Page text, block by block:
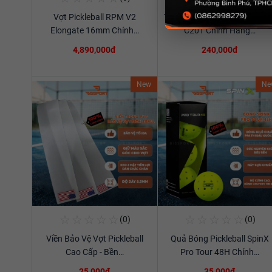
Vợt Pickleball RPM V2
Elongate 16mm Chính…
4,890,000đ
Túi Thể Thao Cầu Lông Ywyat
C201 Chính Hãng…
240,000đ
New
Xem chi tiết
(0)
Viền Bảo Vệ Vợt Pickleball
Cao Cấp - Bền…
Xem chi tiết
(0)
Quả Bóng Pickleball SpinX
Pro Tour 48H Chính…